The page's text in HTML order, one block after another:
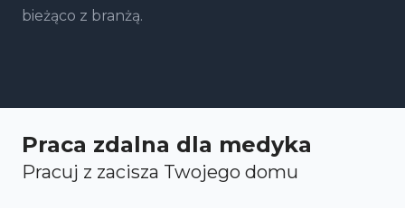
bieżąco z branżą.
Praca zdalna dla medyka
Pracuj z zacisza Twojego domu